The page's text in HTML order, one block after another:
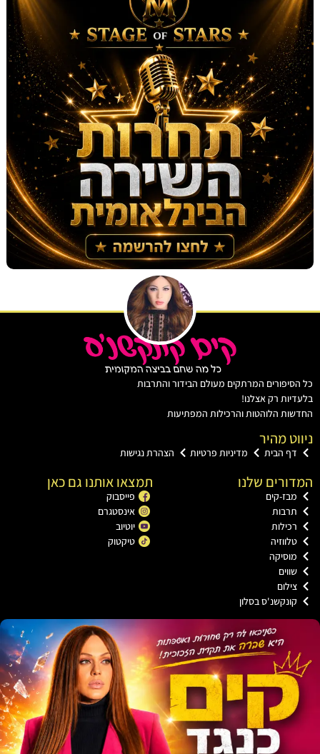
המרתקים מעולם הבידור והתרבות
רק אצלנו!
הלוהטות והרכילות המפתיעות
מהיר
הבית מדיניות פרטיות הצהרת נגישות
שלנו
קים
בסלון
תמצאו אותנו גם כאן
פייסבוק
אינסטגרם
יוטיוב
טיקטוק